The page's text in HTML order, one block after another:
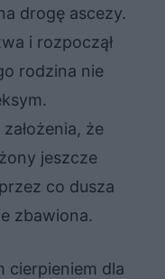
drogę ascezy.
i rozpoczął
rodzina nie
że
jeszcze
co dusza
zbawiona.
cierpieniem dla